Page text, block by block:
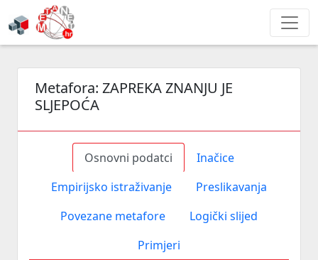
Metafora: ZAPREKA ZNANJU JE
SLJEPOĆA
Osnovni podatci
Inačice
Empirijsko istraživanje
Preslikavanja
Povezane metafore
Logički slijed
Primjeri